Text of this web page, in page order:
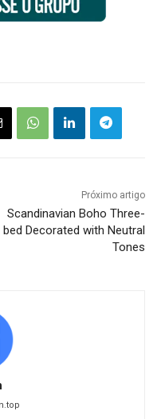
Próximo artigo
Scandinavian Boho Three-
bed Decorated with Neutral
Tones